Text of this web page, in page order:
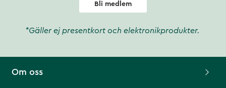
Bli medlem
*Gäller ej presentkort och elektronikprodukter.
Om oss